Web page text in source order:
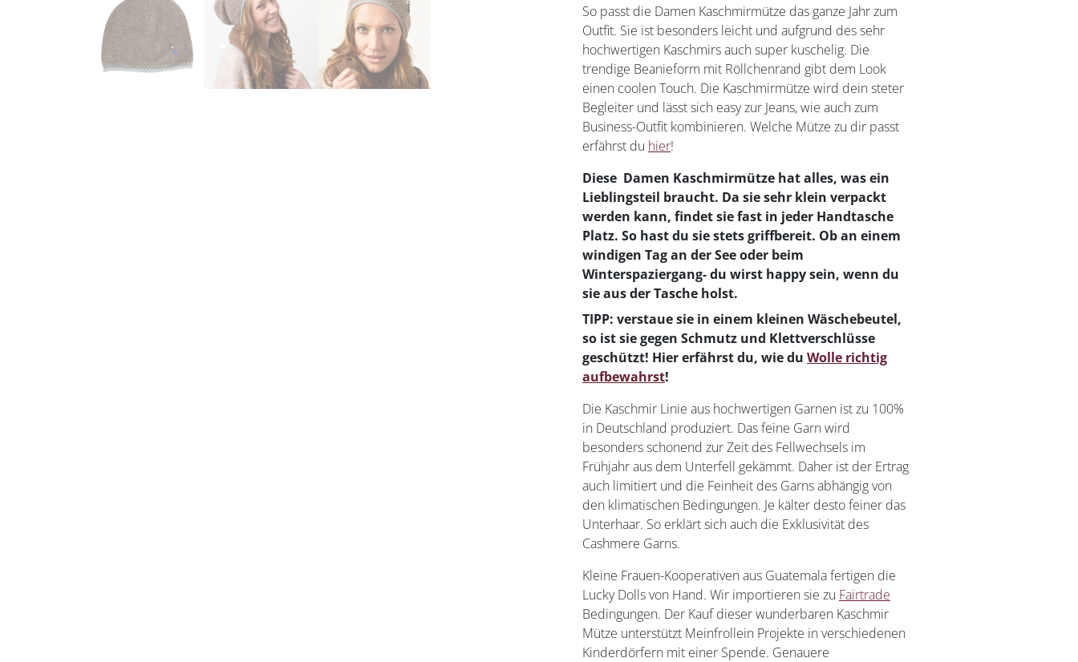
So passt die Damen Kaschmirmütze das ganze Jahr zum
Outfit. Sie ist besonders leicht und aufgrund des sehr
hochwertigen Kaschmirs auch super kuschelig. Die
trendige Beanieform mit Röllchenrand gibt dem Look
einen coolen Touch. Die Kaschmirmütze wird dein steter
Begleiter und lässt sich easy zur Jeans, wie auch zum
Business-Outfit kombinieren. Welche Mütze zu dir passt
erfährst du hier!
Diese Damen Kaschmirmütze hat alles, was ein
Lieblingsteil braucht. Da sie sehr klein verpackt
werden kann, findet sie fast in jeder Handtasche
Platz. So hast du sie stets griffbereit. Ob an einem
windigen Tag an der See oder beim
Winterspaziergang- du wirst happy sein, wenn du
sie aus der Tasche holst.
TIPP: verstaue sie in einem kleinen Wäschebeutel,
so ist sie gegen Schmutz und Klettverschlüsse
geschützt! Hier erfährst du, wie du Wolle richtig
aufbewahrst!
Die Kaschmir Linie aus hochwertigen Garnen ist zu 100%
in Deutschland produziert. Das feine Garn wird
besonders schonend zur Zeit des Fellwechsels im
Frühjahr aus dem Unterfell gekämmt. Daher ist der Ertrag
auch limitiert und die Feinheit des Garns abhängig von
den klimatischen Bedingungen. Je kälter desto feiner das
Unterhaar. So erklärt sich auch die Exklusivität des
Cashmere Garns.
Kleine Frauen-Kooperativen aus Guatemala fertigen die
Lucky Dolls von Hand. Wir importieren sie zu Fairtrade
Bedingungen. Der Kauf dieser wunderbaren Kaschmir
Mütze unterstützt Meinfrollein Projekte in verschiedenen
Kinderdörfern mit einer Spende. Genauere